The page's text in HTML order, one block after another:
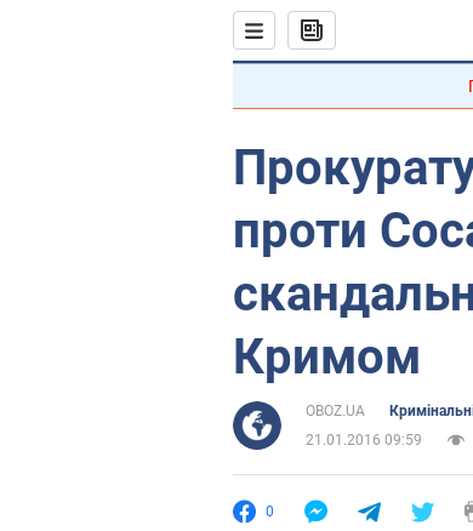
проти
Кримом
OBOZ.UA
21.01.2016 09:59
0